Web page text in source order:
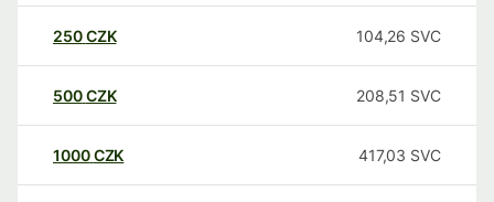
250CZK 104,26 SVC
500CZK 208,51 SVC
1000CZK 417,03 SVC